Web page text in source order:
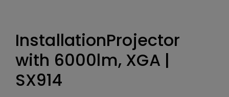
InstallationProjector
with 6000lm, XGA |
SX914